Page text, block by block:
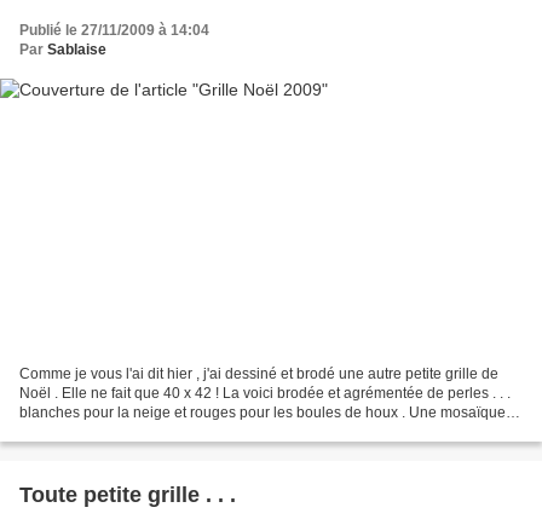
Publié le 27/11/2009 à 14:04
Par Sablaise
Comme je vous l'ai dit hier , j'ai dessiné et brodé une autre petite grille de
Noël . Elle ne fait que 40 x 42 ! La voici brodée et agrémentée de perles . . .
blanches pour la neige et rouges pour les boules de houx . Une mosaïque
Toute petite grille . . .